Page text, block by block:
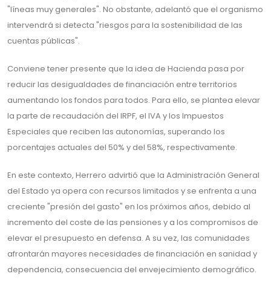
"líneas muy generales". No obstante, adelantó que el organismo
intervendrá si detecta "riesgos para la sostenibilidad de las
cuentas públicas".
Conviene tener presente que la idea de Hacienda pasa por
reducir las desigualdades de financiación entre territorios
aumentando los fondos para todos. Para ello, se plantea elevar
la parte de recaudación del IRPF, el IVA y los Impuestos
Especiales que reciben las autonomías, superando los
porcentajes actuales del 50% y del 58%, respectivamente.
En este contexto, Herrero advirtió que la Administración General
del Estado ya opera con recursos limitados y se enfrenta a una
creciente "presión del gasto" en los próximos años, debido al
incremento del coste de las pensiones y a los compromisos de
elevar el presupuesto en defensa. A su vez, las comunidades
afrontarán mayores necesidades de financiación en sanidad y
dependencia, consecuencia del envejecimiento demográfico.